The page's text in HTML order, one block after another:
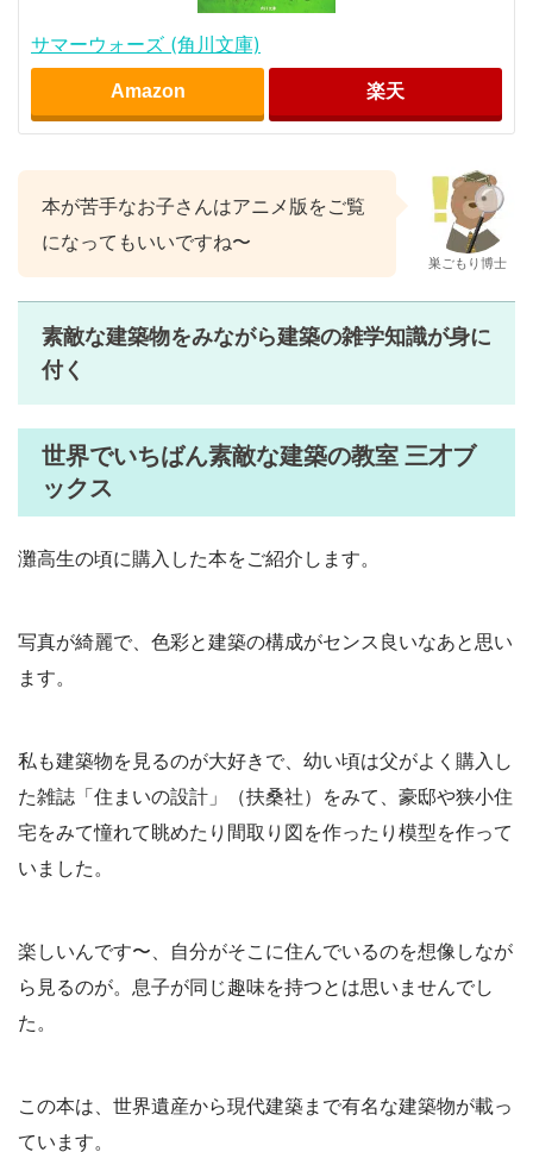
サマーウォーズ (角川文庫)
Amazon 楽天
本が苦手なお子さんはアニメ版をご覧
になってもいいですね〜
巣ごもり博士
素敵な建築物をみながら建築の雑学知識が身に
付く
世界でいちばん素敵な建築の教室 三才ブ
ックス
灘高生の頃に購入した本をご紹介します。
写真が綺麗で、色彩と建築の構成がセンス良いなあと思い
ます。
私も建築物を見るのが大好きで、幼い頃は父がよく購入し
た雑誌「住まいの設計」（扶桑社）をみて、豪邸や狭小住
宅をみて憧れて眺めたり間取り図を作ったり模型を作って
いました。
楽しいんです〜、自分がそこに住んでいるのを想像しなが
ら見るのが。息子が同じ趣味を持つとは思いませんでし
た。
この本は、世界遺産から現代建築まで有名な建築物が載っ
ています。